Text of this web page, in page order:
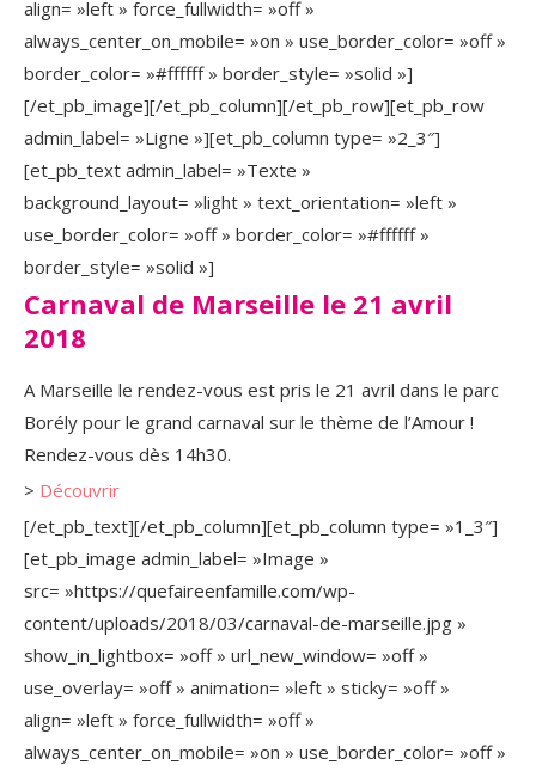
align= »left » force_fullwidth= »off »
always_center_on_mobile= »on » use_border_color= »off »
border_color= »#ffffff » border_style= »solid »]
[/et_pb_image][/et_pb_column][/et_pb_row][et_pb_row
admin_label= »Ligne »][et_pb_column type= »2_3″]
[et_pb_text admin_label= »Texte »
background_layout= »light » text_orientation= »left »
use_border_color= »off » border_color= »#ffffff »
border_style= »solid »]
Carnaval de Marseille le 21 avril
2018
A Marseille le rendez-vous est pris le 21 avril dans le parc
Borély pour le grand carnaval sur le thème de l’Amour !
Rendez-vous dès 14h30.
> Découvrir
[/et_pb_text][/et_pb_column][et_pb_column type= »1_3″]
[et_pb_image admin_label= »Image »
src= »https://quefaireenfamille.com/wp-
content/uploads/2018/03/carnaval-de-marseille.jpg »
show_in_lightbox= »off » url_new_window= »off »
use_overlay= »off » animation= »left » sticky= »off »
align= »left » force_fullwidth= »off »
always_center_on_mobile= »on » use_border_color= »off »